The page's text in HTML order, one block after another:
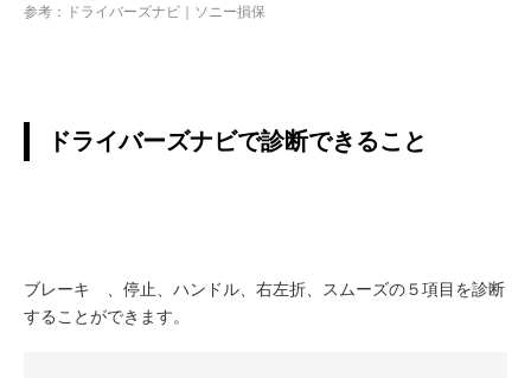
参考： ドライバーズナビ｜ソニー損保
ドライバーズナビで診断できること
ブレーキ 、停止、ハンドル、右左折、スムーズの５項目を診断
することができます。